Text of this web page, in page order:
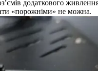
додаткового
«порожніми» не можна.